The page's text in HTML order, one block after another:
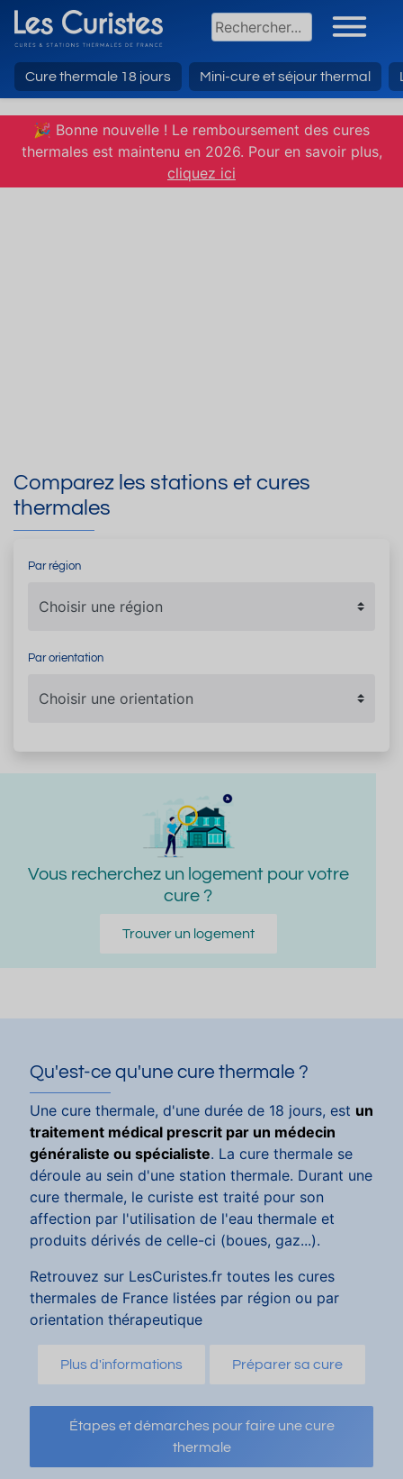
Cure thermale 18 jours Mini-cure et séjour thermal
🎉 Bonne nouvelle ! Le remboursement des cures
thermales est maintenu en 2026. Pour en savoir plus,
cliquez ici
Comparez les stations et cures
thermales
Par région
Par orientation
Vous recherchez un logement pour votre
cure ?
Trouver un logement
Qu'est-ce qu'une cure thermale ?
Une cure thermale, d'une durée de 18 jours, est un
traitement médical prescrit par un médecin
généraliste ou spécialiste. La cure thermale se
déroule au sein d'une station thermale. Durant une
cure thermale, le curiste est traité pour son
affection par l'utilisation de l'eau thermale et
produits dérivés de celle-ci (boues, gaz...).
Retrouvez sur LesCuristes.fr toutes les cures
thermales de France listées par région ou par
orientation thérapeutique
Plus d'informations Préparer sa cure
Étapes et démarches pour faire une cure
thermale